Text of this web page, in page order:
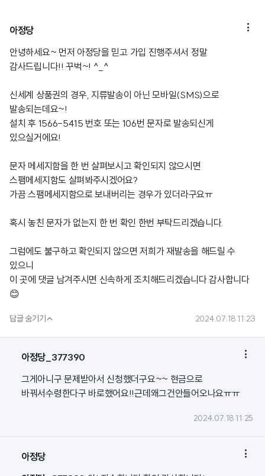
아정당 
안녕하세요~ 먼저 아정당을 믿고 가입 진행주셔서 정말
감사드립니다!! 꾸벅~! ^_^
신세계 상품권의 경우, 지류발송이 아닌 모바일(SMS)으로
발송되는데요~!
설치 후 1566-5415 번호 또는 106번 문자로 발송되신게
있으실거에요!
문자 메세지함을 한 번 살펴보시고 확인되지 않으시면
스팸메세지함도 살펴봐주시겠어요?
가끔 스팸메세지함으로 보내버리는 경우가 있더라구요ㅠ
혹시 놓친 문자가 없는지 한 번 확인 한번 부탁드리겠습니다.
그럼에도 불구하고 확인되지 않으면 저희가 재발송을 해드릴 수
있으니
이 곳에 댓글 남겨주시면 신속하게 조치해드리겠습니다 감사합니다
😊
답글 숨기기 2024.07.18 11:23
아정당_377390 
그게아니구 문제받아서 신청했더구요~~ 현금으로
바꿔서수령한다구 바로했어요!!근데왜그건안들어오나요ㅠㅠ
2024.07.18 11:25
아정당 